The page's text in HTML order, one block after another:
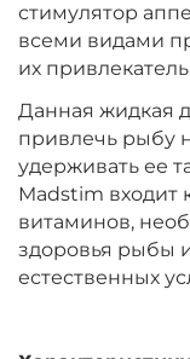
стимулятор
всеми видами
их
Данная жидкая
привлечь рыбу
удерживать ее
Madstim входит
витаминов,
здоровья рыбы
естественных